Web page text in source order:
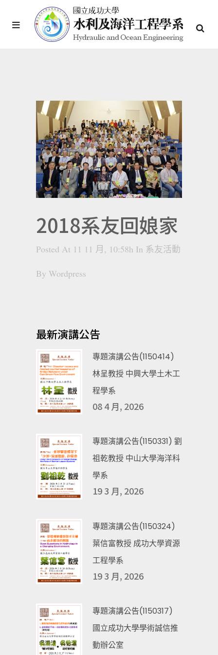
2018系友回娘家
Posted At 11 11 月, 10:58h In 系友活動
By Wordpress
最新演講公告
專題演講公告(1150414)
林呈教授 中興大學土木工
程學系
08 4 月, 2026
專題演講公告(1150331) 劉
祖乾教授 中山大學海洋科
學系
19 3 月, 2026
專題演講公告(1150324)
葉信富教授 成功大學資源
工程學系
19 3 月, 2026
專題演講公告(1150317)
國立成功大學學術誠信推
動辦公室